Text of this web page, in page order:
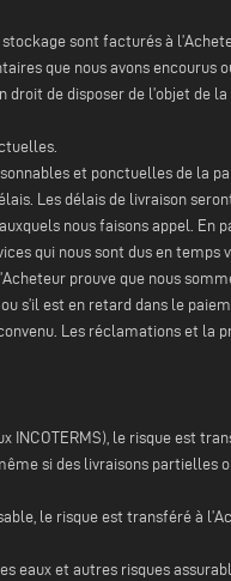
sont facturés à
que nous avons
de disposer de l’objet de
et ponctuelles de la
Les délais de livraison
nous faisons appel. En
qui nous sont dus en temps
prouve que nous
s’il est en retard dans le
Les réclamations et la
le risque est
si des livraisons
le risque est transféré à
eaux et autres risques